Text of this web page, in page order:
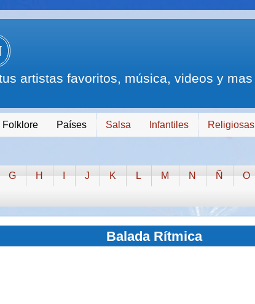
artistas favoritos, música, videos y mas
Folklore Países Salsa Infantiles Religiosas
G H J K L M N Ñ O
Balada Rítmica